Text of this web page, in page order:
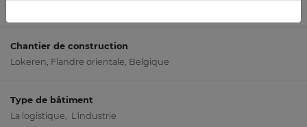
Chantier de construction
Lokeren, Flandre orientale, Belgique
Type de bâtiment
La logistique, L'industrie